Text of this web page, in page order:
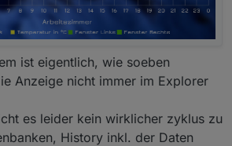
ist eigentlich, wie soeben
Anzeige nicht immer im Explorer
es leider kein wirklicher zyklus zu
History inkl. der Daten